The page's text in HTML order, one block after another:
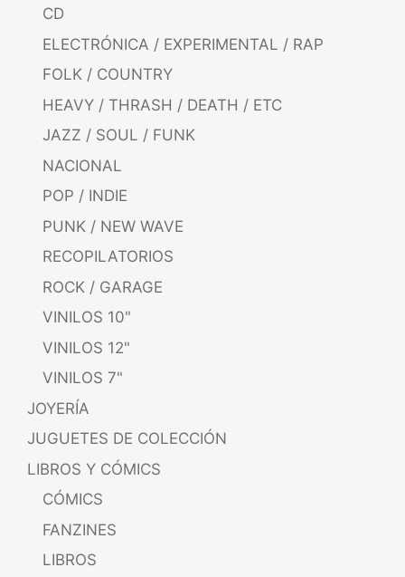
CD
ELECTRÓNICA / EXPERIMENTAL / RAP
FOLK / COUNTRY
HEAVY / THRASH / DEATH / ETC
JAZZ / SOUL / FUNK
NACIONAL
POP / INDIE
PUNK / NEW WAVE
RECOPILATORIOS
ROCK / GARAGE
VINILOS 10"
VINILOS 12"
VINILOS 7"
JOYERÍA
JUGUETES DE COLECCIÓN
LIBROS Y CÓMICS
CÓMICS
FANZINES
LIBROS